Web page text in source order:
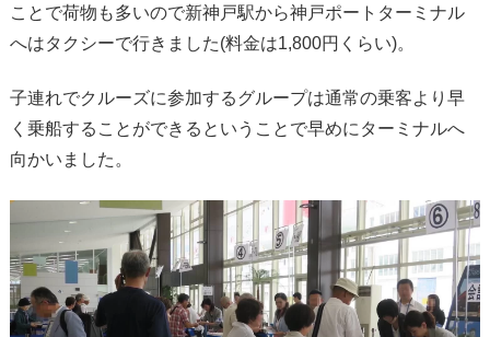
ことで荷物も多いので新神戸駅から神戸ポートターミナル
へはタクシーで行きました(料金は1,800円くらい)。
子連れでクルーズに参加するグループは通常の乗客より早
く乗船することができるということで早めにターミナルへ
向かいました。